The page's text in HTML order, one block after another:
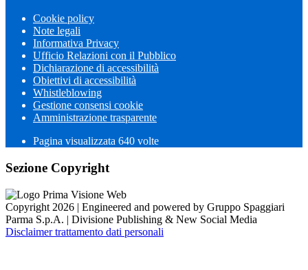
Cookie policy
Note legali
Informativa Privacy
Ufficio Relazioni con il Pubblico
Dichiarazione di accessibilità
Obiettivi di accessibilità
Whistleblowing
Gestione consensi cookie
Amministrazione trasparente
Pagina visualizzata 640 volte
Sezione Copyright
Copyright 2026 | Engineered and powered by Gruppo Spaggiari
Parma S.p.A. | Divisione Publishing & New Social Media
Disclaimer trattamento dati personali